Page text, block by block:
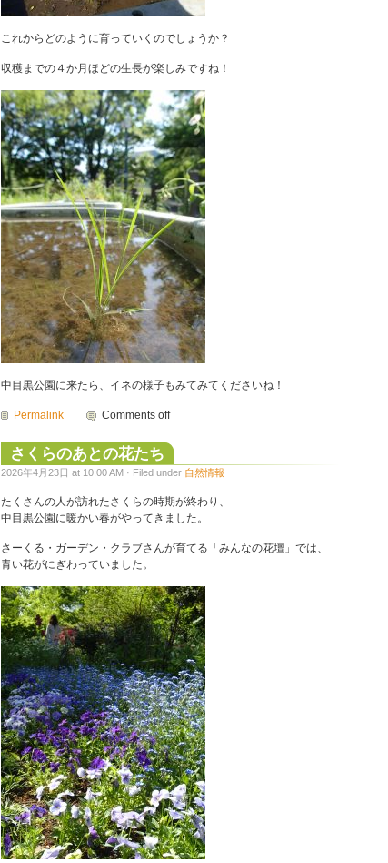
これからどのように育っていくのでしょうか？
収穫までの４か月ほどの生長が楽しみですね！
中目黒公園に来たら、イネの様子もみてみてくださいね！
Permalink Comments off
さくらのあとの花たち
2026年4月23日 at 10:00 AM · Filed under 自然情報
たくさんの人が訪れたさくらの時期が終わり、
中目黒公園に暖かい春がやってきました。
さーくる・ガーデン・クラブさんが育てる「みんなの花壇」では、
青い花がにぎわっていました。